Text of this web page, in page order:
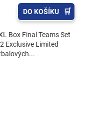
DO KOŠÍKU
Box Final Teams Set
Exclusive Limited